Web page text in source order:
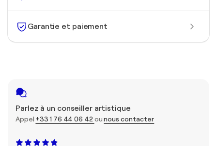
Garantie et paiement
Parlez à un conseiller artistique
Appel +33 1 76 44 06 42 ounous contacter